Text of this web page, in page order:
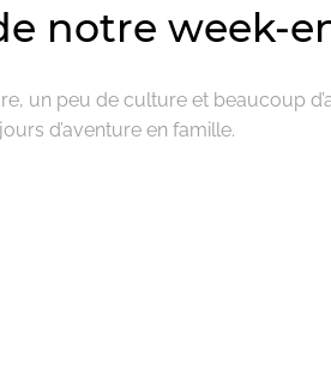
notre week-
un peu de culture et beaucoup
d’aventure en famille.